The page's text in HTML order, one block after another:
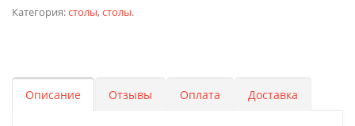
Категория:столы,столы.
Описание Отзывы Оплата Доставка